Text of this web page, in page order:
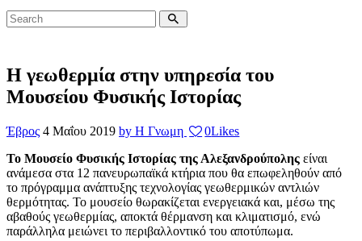
Η γεωθερμία στην υπηρεσία του
Μουσείου Φυσικής Ιστορίας
Έβρος 4 Μαΐου 2019 by Η Γνωμη 0Likes
Το Μουσείο Φυσικής Ιστορίας της Αλεξανδρούπολης είναι
ανάμεσα στα 12 πανευρωπαϊκά κτήρια που θα επωφεληθούν από
το πρόγραμμα ανάπτυξης τεχνολογίας γεωθερμικών αντλιών
θερμότητας. Το μουσείο θωρακίζεται ενεργειακά και, μέσω της
αβαθούς γεωθερμίας, αποκτά θέρμανση και κλιματισμό, ενώ
παράλληλα μειώνει το περιβαλλοντικό του αποτύπωμα.